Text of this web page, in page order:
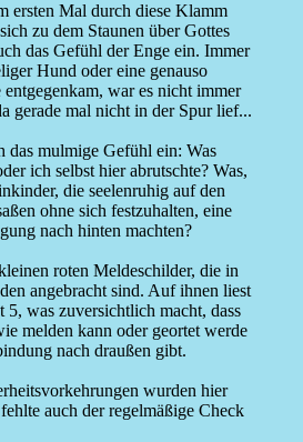
ersten Mal durch diese Klamm
zu dem Staunen über Gottes
das Gefühl der Enge ein. Immer
Hund oder eine genauso
war es nicht immer
gerade mal nicht in der Spur lief...
das mulmige Gefühl ein: Was
ich selbst hier abrutschte? Was,
die seelenruhig auf den
ohne sich festzuhalten, eine
nach hinten machten?
roten Meldeschilder, die in
angebracht sind. Auf ihnen liest
was zuversichtlich macht, dass
melden kann oder geortet werde
nach draußen gibt.
wurden hier
auch der regelmäßige Check